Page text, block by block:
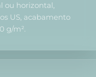
ou horizontal,
US, acabamento
g/m².